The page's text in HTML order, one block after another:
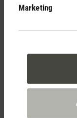
Marketing
des